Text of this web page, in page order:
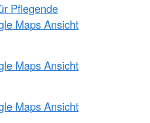
Pflegende
Maps Ansicht
Maps Ansicht
Maps Ansicht